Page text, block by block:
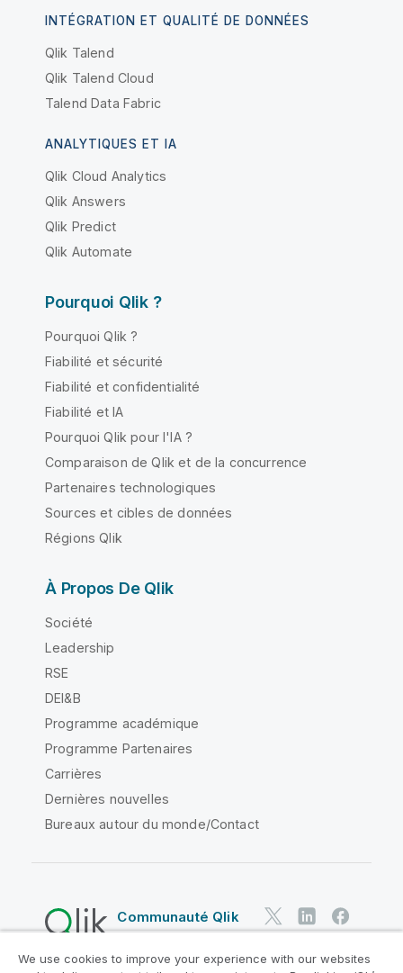
INTÉGRATION ET QUALITÉ DE DONNÉES
Qlik Talend
Qlik Talend Cloud
Talend Data Fabric
ANALYTIQUES ET IA
Qlik Cloud Analytics
Qlik Answers
Qlik Predict
Qlik Automate
Pourquoi Qlik ?
Pourquoi Qlik ?
Fiabilité et sécurité
Fiabilité et confidentialité
Fiabilité et IA
Pourquoi Qlik pour l'IA ?
Comparaison de Qlik et de la concurrence
Partenaires technologiques
Sources et cibles de données
Régions Qlik
À Propos De Qlik
Société
Leadership
RSE
DEI&B
Programme académique
Programme Partenaires
Carrières
Dernières nouvelles
Bureaux autour du monde/Contact
Communauté Qlik
Contrats juridiques
We use cookies to improve your experience with our websites